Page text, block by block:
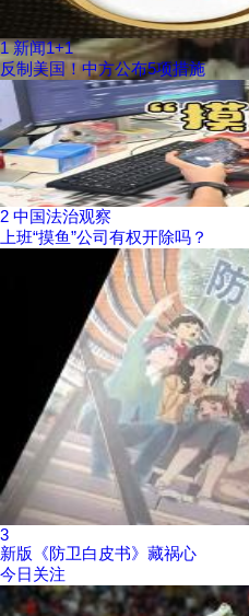
1 新闻1+1
反制美国！中方公布5项措施
2 中国法治观察
上班“摸鱼”公司有权开除吗？
3
新版《防卫白皮书》藏祸心
今日关注